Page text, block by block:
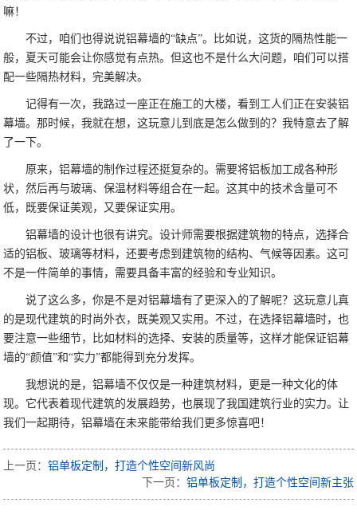
嘛！
不过，咱们也得说说铝幕墙的“缺点”。比如说，这货的隔热性能一
般，夏天可能会让你感觉有点热。但这也不是什么大问题，咱们可以搭
配一些隔热材料，完美解决。
记得有一次，我路过一座正在施工的大楼，看到工人们正在安装铝
幕墙。那时候，我就在想，这玩意儿到底是怎么做到的？我特意去了解
了一下。
原来，铝幕墙的制作过程还挺复杂的。需要将铝板加工成各种形
状，然后再与玻璃、保温材料等组合在一起。这其中的技术含量可不
低，既要保证美观，又要保证实用。
铝幕墙的设计也很有讲究。设计师需要根据建筑物的特点，选择合
适的铝板、玻璃等材料，还要考虑到建筑物的结构、气候等因素。这可
不是一件简单的事情，需要具备丰富的经验和专业知识。
说了这么多，你是不是对铝幕墙有了更深入的了解呢？这玩意儿真
的是现代建筑的时尚外衣，既美观又实用。不过，在选择铝幕墙时，也
要注意一些细节，比如材料的选择、安装的质量等，这样才能保证铝幕
墙的“颜值”和“实力”都能得到充分发挥。
我想说的是，铝幕墙不仅仅是一种建筑材料，更是一种文化的体
现。它代表着现代建筑的发展趋势，也展现了我国建筑行业的实力。让
我们一起期待，铝幕墙在未来能带给我们更多惊喜吧！
上一页：铝单板定制，打造个性空间新风尚
下一页： 铝单板定制，打造个性空间新主张